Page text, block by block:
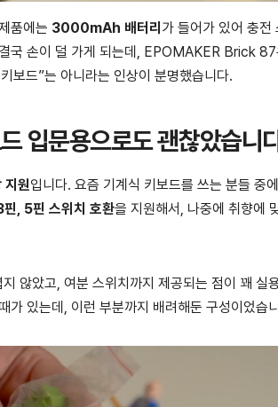
품에는 3000mAh 배터리 가 들어가 있어 충전
국 손이 덜 가게 되는데, EPOMAKER Brick
보드”는 아니라는 인상이 분명했습니다.
입문용으로도 괜찮았습니
지원입니다. 요즘 기계식 키보드를 쓰는 분들 중
핀, 5핀 스위치 호환을 지원해서, 나중에 취향에
않았고, 여분 스위치까지 제공되는 점이 꽤 실
가 있는데, 이런 부분까지 배려해둔 구성이었습